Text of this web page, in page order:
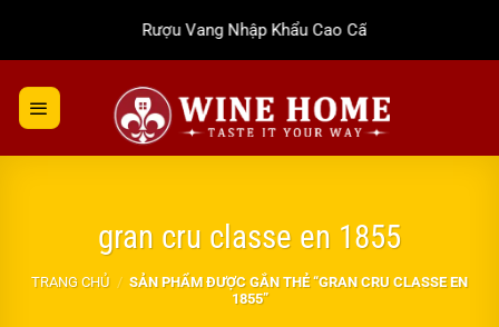
dung
Rượu Vang Nhập Khẩu Cao Cấp
gran cru classe en 1855
TRANG CHỦ / SẢN PHẨM ĐƯỢC GẮN THẺ “GRAN CRU CLASSE EN
1855”